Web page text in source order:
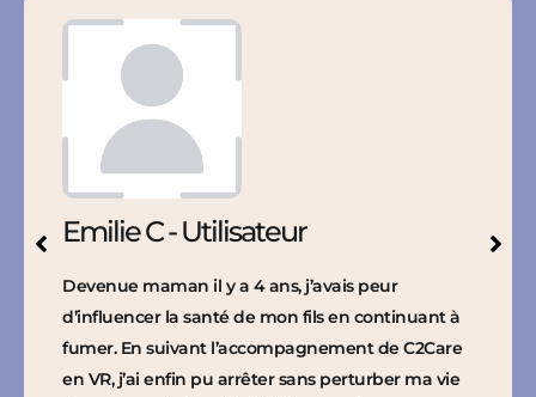
Emilie C - Utilisateur
Devenue maman il y a 4 ans, j’avais peur
d’influencer la santé de mon fils en continuant à
fumer. En suivant l’accompagnement de C2Care
en VR, j’ai enfin pu arrêter sans perturber ma vie